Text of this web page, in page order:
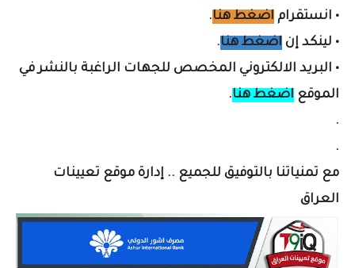
• انستقرام اضغط هنا.
• لينكد إن اضغط هنا.
• البريد الالكتروني المخصص للجهات الراغبة بالنشر في
الموقع اضغط هنا.
.
.
مع تمنياتنا بالتوفيق للجميع .. إدارة موقع تعيينات
العراق